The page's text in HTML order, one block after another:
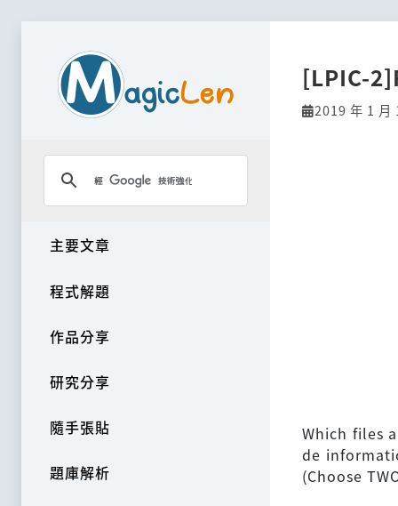
主要文章
程式解題
作品分享
研究分享
隨手張貼
題庫解析
[LPIC-
2019 年 1 月
Which files
de
(Choose